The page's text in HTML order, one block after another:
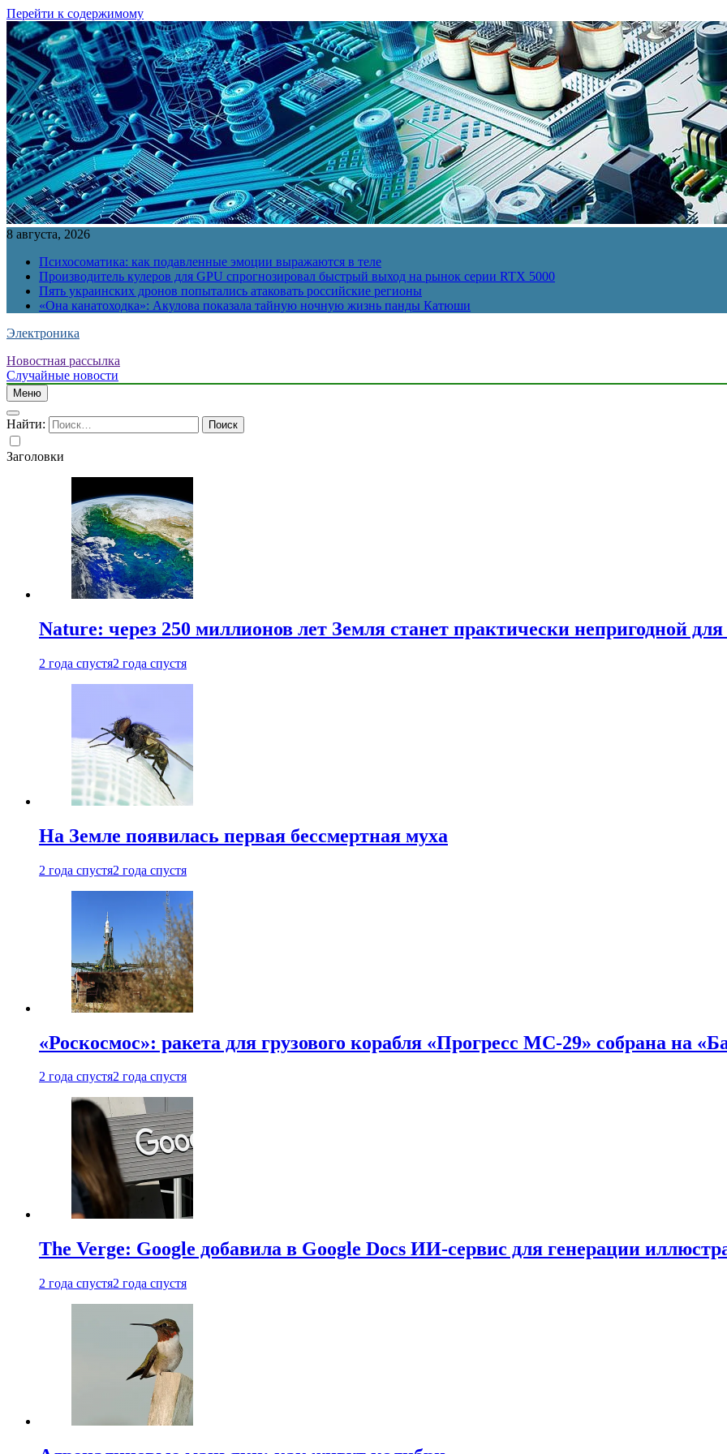
Перейти к содержимому
8 августа, 2026
Психосоматика: как подавленные эмоции выражаются в теле
Производитель кулеров для GPU спрогнозировал быстрый выход на рынок серии RTX 5000
Пять украинских дронов попытались атаковать российские регионы
«Она канатоходка»: Акулова показала тайную ночную жизнь панды Катюши
Электроника
Новостная рассылка
Случайные новости
Меню
Найти:
Заголовки
Nature: через 250 миллионов лет Земля станет практически непригодной
2 года спустя2 года спустя
На Земле появилась первая бессмертная муха
2 года спустя2 года спустя
«Роскосмос»: ракета для грузового корабля «Прогресс МС-29» собрана на
2 года спустя2 года спустя
The Verge: Google добавила в Google Docs ИИ-сервис для генерации
2 года спустя2 года спустя